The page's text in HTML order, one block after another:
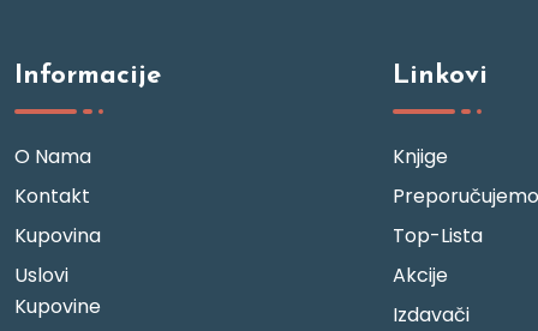
Informacije
O Nama
Kontakt
Kupovina
Uslovi
Kupovine
Linkovi
Knjige
Preporučujemo
Top-Lista
Akcije
Izdavači